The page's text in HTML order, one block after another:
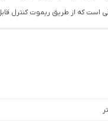
است که از طریق ریموت کنترل